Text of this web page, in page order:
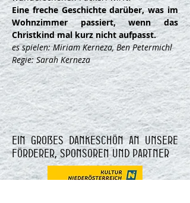
Eine freche Geschichte darüber, was im
Wohnzimmer passiert, wenn das
Christkind mal kurz nicht aufpasst.
es spielen: Miriam Kerneza, Ben Petermichl
Regie: Sarah Kerneza
Ein großes Dankeschön an unsere
Förderer, Sponsoren und Partner